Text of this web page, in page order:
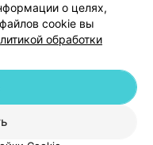
| 220012, Республика Беларусь,
291212755
о целях,
cookie вы
обработки